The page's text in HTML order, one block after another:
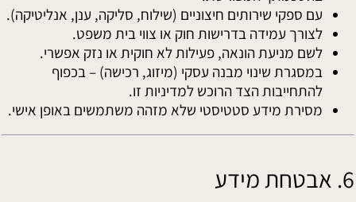
עם ספקי שירותים חיצוניים (שילוח, סליקה, ענן, אנליטיקה).
לצורך עמידה בדרישות חוק או צווי בית משפט.
לשם מניעת הונאה, פעילות לא חוקית או נזק אפשרי.
במסגרת שינוי מבנה עסקי (מיזוג, רכישה) – בכפוף
להתחייבות הצד הרוכש למדיניות זו.
מסירת מידע סטטיסטי שלא מזהה משתמשים באופן אישי.
6. אבטחת מידע